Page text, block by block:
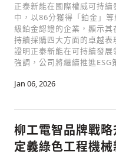
掌
參與下
請輸
(
正泰新能在國際權威可持
中，以86分獲得「鉑金」
級鉑金認證的企業，顯示
持續採購四大方面的卓越表
證明正泰新能在可持續發
強調，公司將繼續推進
Jan 06, 2026
柳工電智品牌戰
定義綠色工程機